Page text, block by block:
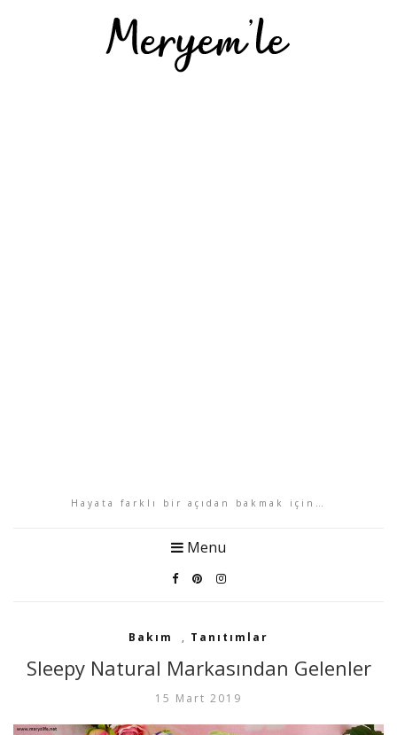
Hayata farklı bir açıdan bakmak için…
Menu
Bakım , Tanıtımlar
Sleepy Natural Markasından Gelenler
15 Mart 2019